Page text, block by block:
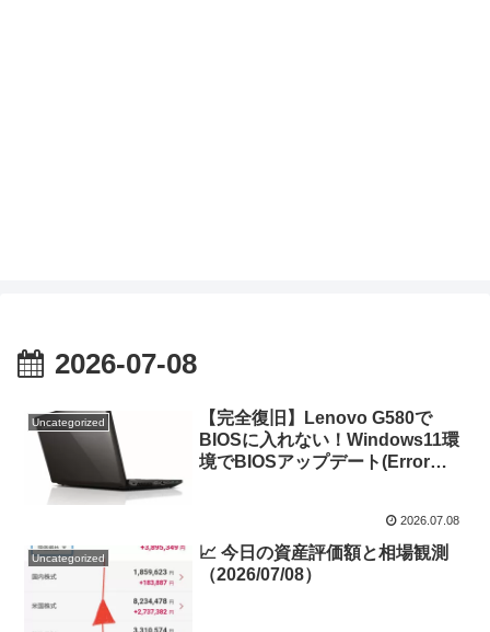
2026-07-08
Uncategorized
【完全復旧】Lenovo G580で
BIOSに入れない！Windows11環
境でBIOSアップデート(Error
2026.07.08
Uncategorized
📈 今日の資産評価額と相場観測
（2026/07/08）